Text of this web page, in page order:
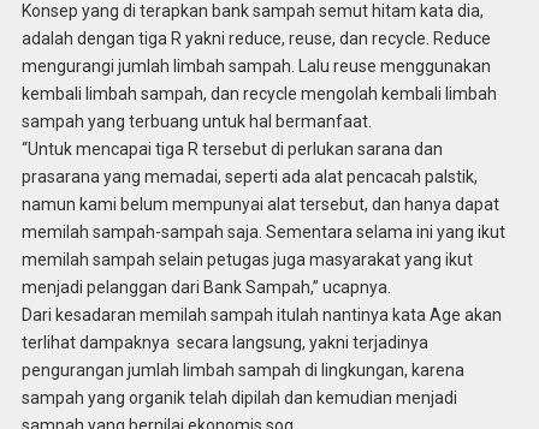
Konsep yang di terapkan bank sampah semut hitam kata dia,
adalah dengan tiga R yakni reduce, reuse, dan recycle. Reduce
mengurangi jumlah limbah sampah. Lalu reuse menggunakan
kembali limbah sampah, dan recycle mengolah kembali limbah
sampah yang terbuang untuk hal bermanfaat.
“Untuk mencapai tiga R tersebut di perlukan sarana dan
prasarana yang memadai, seperti ada alat pencacah palstik,
namun kami belum mempunyai alat tersebut, dan hanya dapat
memilah sampah-sampah saja. Sementara selama ini yang ikut
memilah sampah selain petugas juga masyarakat yang ikut
menjadi pelanggan dari Bank Sampah,” ucapnya.
Dari kesadaran memilah sampah itulah nantinya kata Age akan
terlihat dampaknya secara langsung, yakni terjadinya
pengurangan jumlah limbah sampah di lingkungan, karena
sampah yang organik telah dipilah dan kemudian menjadi